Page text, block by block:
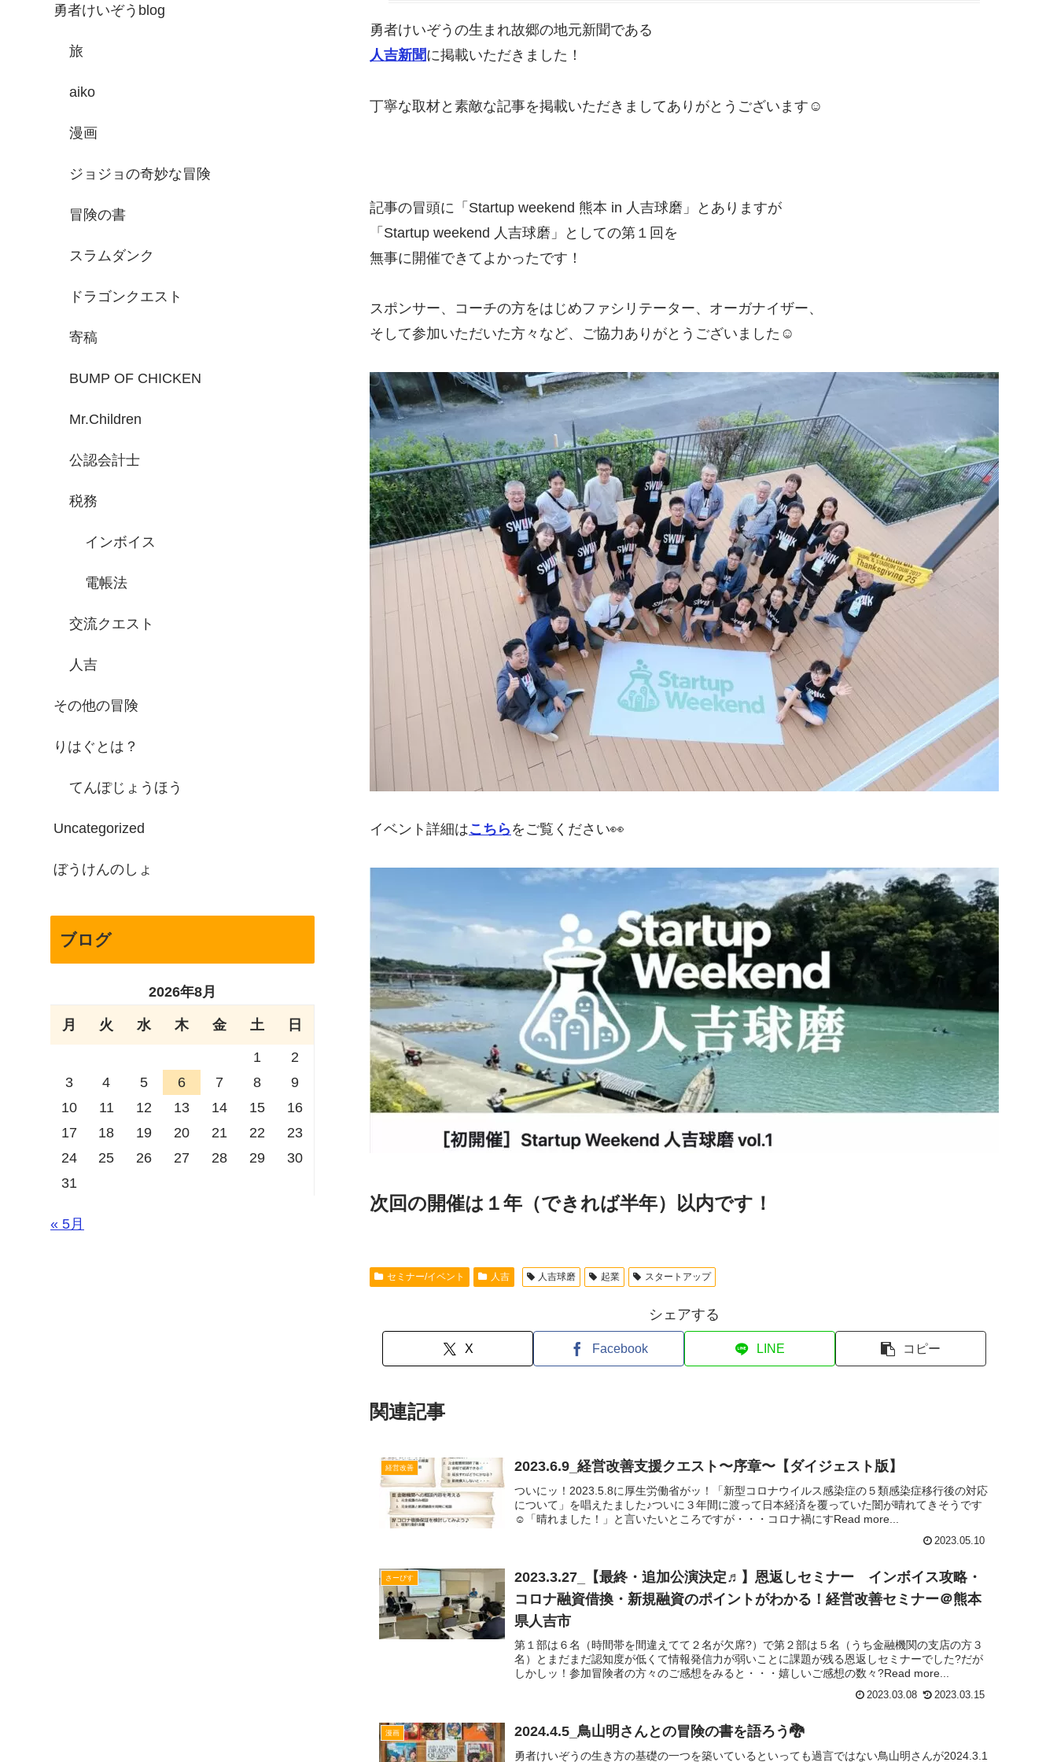
勇者けいぞうの生まれ故郷の地元新聞である
人吉新聞に掲載いただきました！
丁寧な取材と素敵な記事を掲載いただきましてありがとうございます☺️
記事の冒頭に「Startup weekend 熊本 in 人吉球磨」とありますが
「Startup weekend 人吉球磨」としての第１回を
無事に開催できてよかったです！
スポンサー、コーチの方をはじめファシリテーター、オーガナイザー、
そして参加いただいた方々など、ご協力ありがとうございました☺️
イベント詳細はこちら をご覧ください👀
次回の開催は１年（できれば半年）以内です！
セミナー/イベント 人吉 人吉球磨 起業 スタートアップ
シェアする
X Facebook LINE コピー
関連記事
経営改善 2023.6.9_経営改善支援クエスト〜序章〜【ダイジェスト版】
ついにッ！2023.5.8に厚生労働省がッ！「新型コロナウイルス感染症の５類感染症移行後の対応
について」を唱えたました♪ついに３年間に渡って日本経済を覆っていた闇が晴れてきそうです
☺️「晴れました！」と言いたいところですが・・・コロナ禍にすRead more...
2023.05.10
さーびす
2023.3.27_【最終・追加公演決定♬】恩返しセミナー インボイス攻略・
コロナ融資借換・新規融資のポイントがわかる！経営改善セミナー＠熊本
県人吉市
第１部は６名（時間帯を間違えてて２名が欠席?）で第２部は５名（うち金融機関の支店の方３
名）とまだまだ認知度が低くて情報発信力が弱いことに課題が残る恩返しセミナーでした?だが
しかしッ！参加冒険者の方々のご感想をみると・・・嬉しいご感想の数々?Read more...
2023.03.08 2023.03.15
漫画 2024.4.5_鳥山明さんとの冒険の書を語ろう🐉
勇者けいぞうの生き方の基礎の一つを築いているといっても過言ではない鳥山明さんが2024.3.1
勇者けいぞうblog
旅
aiko
漫画
ジョジョの奇妙な冒険
冒険の書
スラムダンク
ドラゴンクエスト
寄稿
BUMP OF CHICKEN
Mr.Children
公認会計士
税務
インボイス
電帳法
交流クエスト
人吉
その他の冒険
りはぐとは？
てんぽじょうほう
Uncategorized
ぼうけんのしょ
ブログ
2026年8月
月 火 水 木 金 土 日
1
2
3
4 5 6 7 8
9
10
11 12 13 14 15
16
17
18 19 20 21 22
23
24
25 26 27 28 29
30
31
« 5月